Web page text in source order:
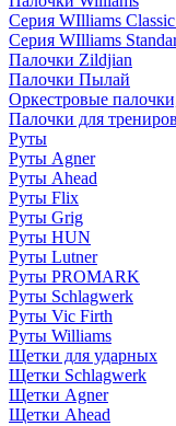
Серия WIlliams
Серия WIlliams
Палочки Zildjian
Палочки Пылай
Оркестровые
Палочки для
Руты
Руты Agner
Руты Ahead
Руты Flix
Руты Grig
Руты HUN
Руты Lutner
Руты PROMARK
Руты Schlagwerk
Руты Vic Firth
Руты Williams
Щетки для ударных
Щетки Schlagwerk
Щетки Agner
Щетки Ahead